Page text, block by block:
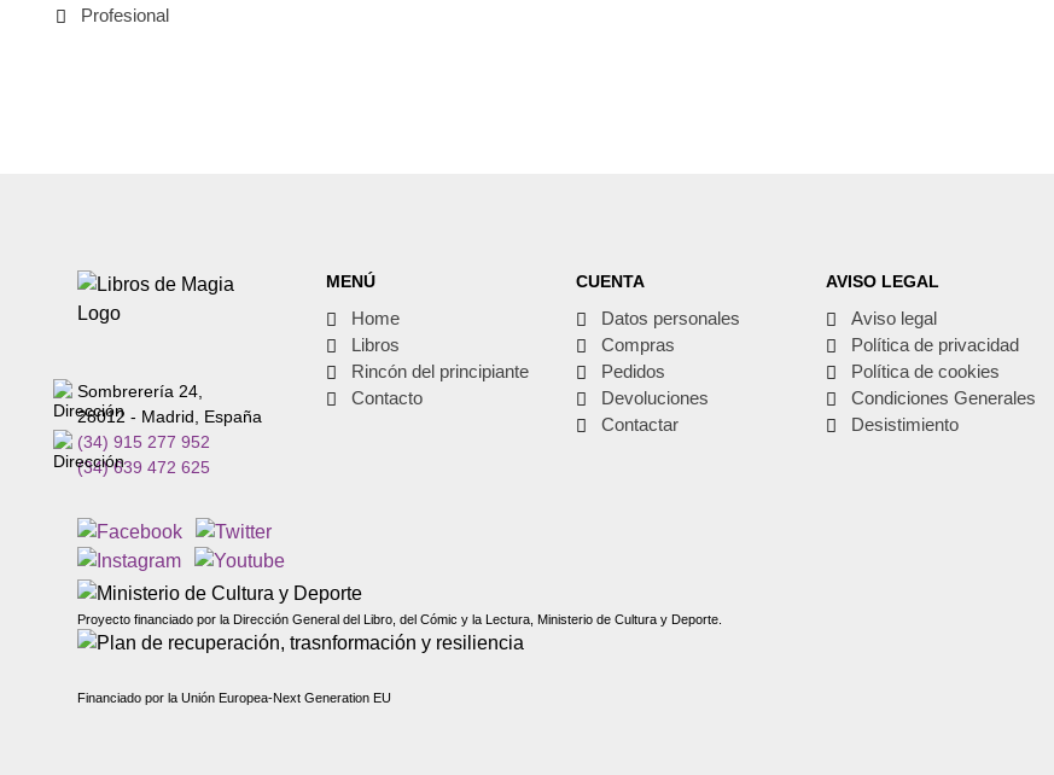
Profesional
Sombrerería 24,
28012 - Madrid, España
(34) 915 277 952
(34) 639 472 625
MENÚ
Home
Libros
Rincón del principiante
Contacto
CUENTA
Datos personales
Compras
Pedidos
Devoluciones
Contactar
AVISO LEGAL
Aviso legal
Política de privacidad
Política de cookies
Condiciones Generales
Desistimiento
Proyecto financiado por la Dirección General del Libro, del Cómic y la Lectura, Ministerio de Cultura y Deporte.
Financiado por la Unión Europea-Next Generation EU